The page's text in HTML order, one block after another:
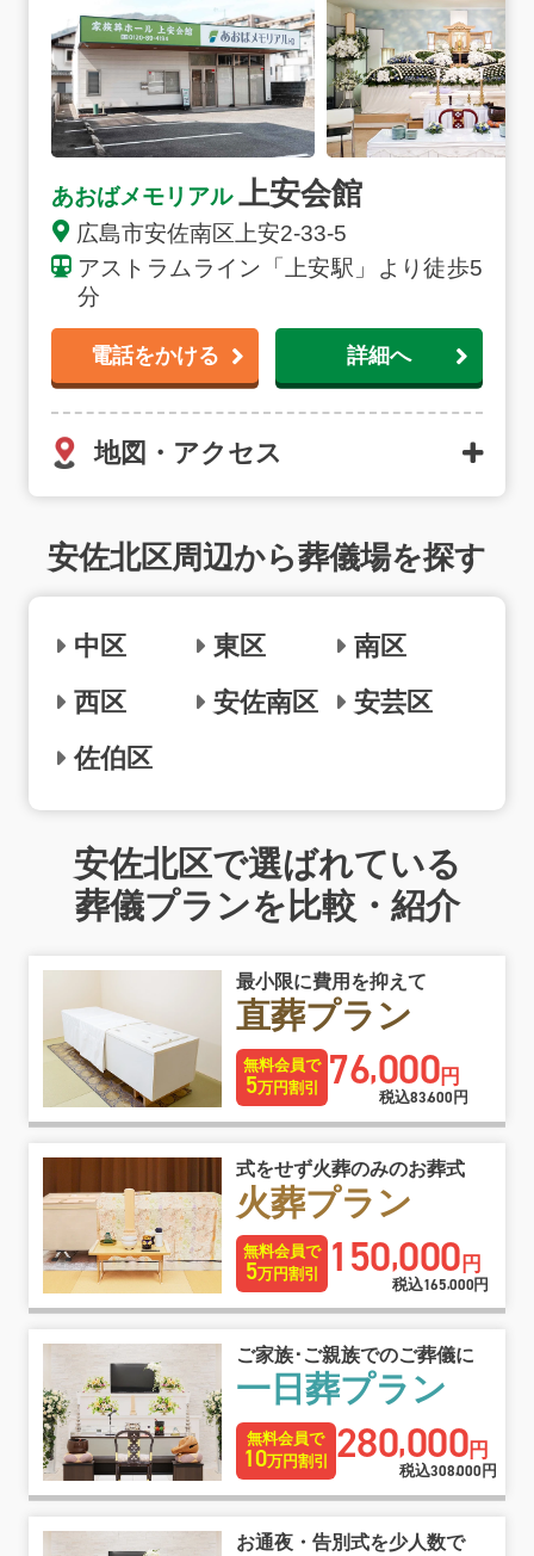
あおばメモリアル上安会館
広島市安佐南区上安2-33-5
アストラムライン「上安駅」より徒歩5
分
電話をかける 詳細へ
地図・アクセス
安佐北区周辺から葬儀場を探す
中区 東区
南区
西区
安佐南区
安芸区
佐伯区
安佐北区で選ばれている
葬儀プランを比較・紹介
最小限に費用を抑えて
直葬プラン
無料会員で
5万円割引 76,000円
税込83,600円
式をせず火葬のみのお葬式
火葬プラン
無料会員で
5万円割引 150,000円
税込165,000円
ご家族･ご親族でのご葬儀に
一日葬プラン
無料会員で
10万円割引 280,000円
税込308,000円
お通夜・告別式を少人数で